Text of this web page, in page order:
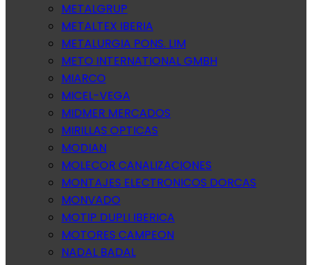
METALGRUP
METALTEX IBERIA
METALURGIA PONS. LIM
METO INTERNATIONAL GMBH
MIARCO
MICEL-VEGA
MIDMER MERCADOS
MIRILLAS OPTICAS
MODIAN
MOLECOR CANALIZACIONES
MONTAJES ELECTRONICOS DORCAS
MONVADO
MOTIP DUPLI IBERICA
MOTORES CAMPEON
NADAL BADAL